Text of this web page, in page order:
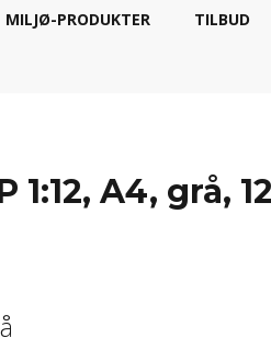
MILJØ-PRODUKTER TILBUD
1:12, A4, grå,